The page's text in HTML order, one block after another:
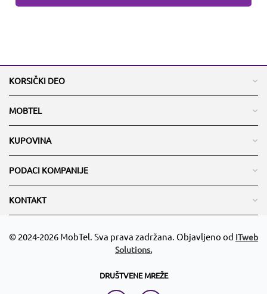
KORSIČKI DEO
MOBTEL
KUPOVINA
PODACI KOMPANIJE
KONTAKT
© 2024-2026 MobTel. Sva prava zadržana. Objavljeno od ITweb
Solutions.
DRUŠTVENE MREŽE